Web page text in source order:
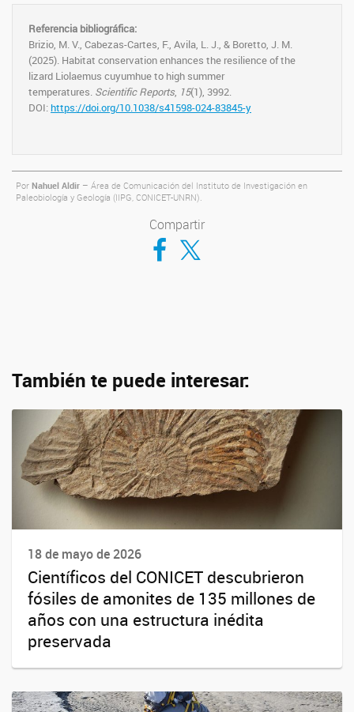
Referencia bibliográfica:
Brizio, M. V., Cabezas-Cartes, F., Avila, L. J., & Boretto, J. M.
(2025). Habitat conservation enhances the resilience of the
lizard Liolaemus cuyumhue to high summer
temperatures. Scientific Reports, 15(1), 3992.
DOI: https://doi.org/10.1038/s41598-024-83845-y
Por Nahuel Aldir – Área de Comunicación del Instituto de Investigación en
Paleobiología y Geología (IIPG, CONICET-UNRN).
Compartir
Compartir en Facebook
Compartir en Twitter
También te puede interesar:
18 de mayo de 2026
Científicos del CONICET descubrieron
fósiles de amonites de 135 millones de
años con una estructura inédita
preservada